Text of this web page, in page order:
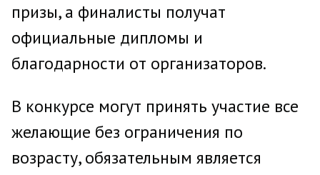
призы, а финалисты получат
официальные дипломы и
благодарности от организаторов.
В конкурсе могут принять участие все
желающие без ограничения по
возрасту, обязательным является